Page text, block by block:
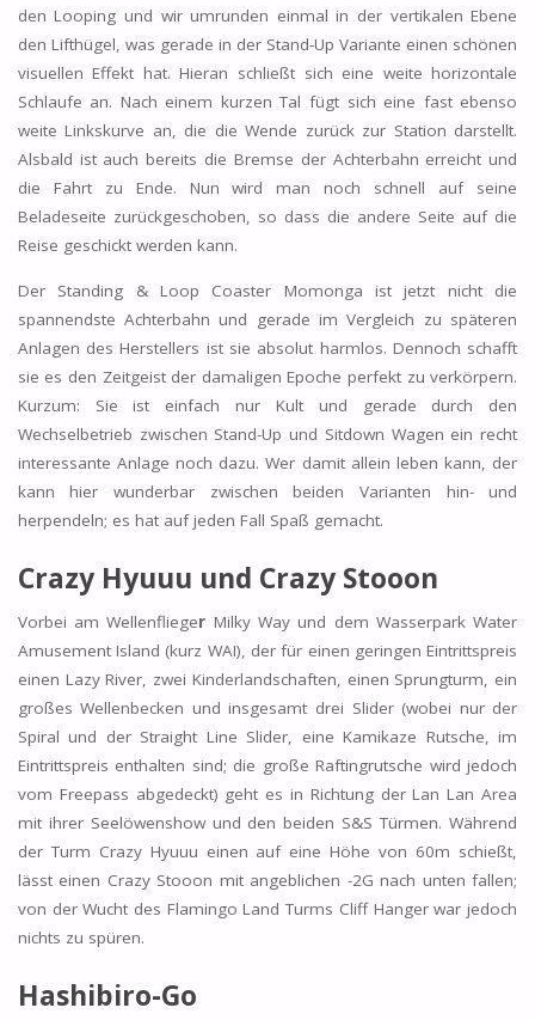
den Looping und wir umrunden einmal in der vertikalen Ebene
den Lifthügel, was gerade in der Stand-Up Variante einen schönen
visuellen Effekt hat. Hieran schließt sich eine weite horizontale
Schlaufe an. Nach einem kurzen Tal fügt sich eine fast ebenso
weite Linkskurve an, die die Wende zurück zur Station darstellt.
Alsbald ist auch bereits die Bremse der Achterbahn erreicht und
die Fahrt zu Ende. Nun wird man noch schnell auf seine
Beladeseite zurückgeschoben, so dass die andere Seite auf die
Reise geschickt werden kann.
Der Standing & Loop Coaster Momonga ist jetzt nicht die
spannendste Achterbahn und gerade im Vergleich zu späteren
Anlagen des Herstellers ist sie absolut harmlos. Dennoch schafft
sie es den Zeitgeist der damaligen Epoche perfekt zu verkörpern.
Kurzum: Sie ist einfach nur Kult und gerade durch den
Wechselbetrieb zwischen Stand-Up und Sitdown Wagen ein recht
interessante Anlage noch dazu. Wer damit allein leben kann, der
kann hier wunderbar zwischen beiden Varianten hin- und
herpendeln; es hat auf jeden Fall Spaß gemacht.
Crazy Hyuuu und Crazy Stooon
Vorbei am Wellenflieger Milky Way und dem Wasserpark Water
Amusement Island (kurz WAI), der für einen geringen Eintrittspreis
einen Lazy River, zwei Kinderlandschaften, einen Sprungturm, ein
großes Wellenbecken und insgesamt drei Slider (wobei nur der
Spiral und der Straight Line Slider, eine Kamikaze Rutsche, im
Eintrittspreis enthalten sind; die große Raftingrutsche wird jedoch
vom Freepass abgedeckt) geht es in Richtung der Lan Lan Area
mit ihrer Seelöwenshow und den beiden S&S Türmen. Während
der Turm Crazy Hyuuu einen auf eine Höhe von 60m schießt,
lässt einen Crazy Stooon mit angeblichen -2G nach unten fallen;
von der Wucht des Flamingo Land Turms Cliff Hanger war jedoch
nichts zu spüren.
Hashibiro-Go